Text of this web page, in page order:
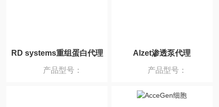
RD systems重组蛋白代理
产品型号：
Alzet渗透泵代理
产品型号：